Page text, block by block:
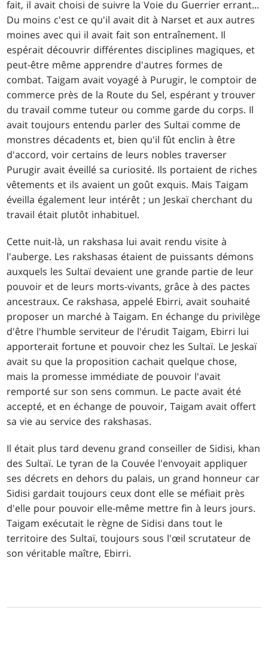
fait, il avait choisi de suivre la Voie du Guerrier errant...
Du moins c'est ce qu'il avait dit à Narset et aux autres
moines avec qui il avait fait son entraînement. Il
espérait découvrir différentes disciplines magiques, et
peut-être même apprendre d'autres formes de
combat. Taigam avait voyagé à Purugir, le comptoir de
commerce près de la Route du Sel, espérant y trouver
du travail comme tuteur ou comme garde du corps. Il
avait toujours entendu parler des Sultaï comme de
monstres décadents et, bien qu'il fût enclin à être
d'accord, voir certains de leurs nobles traverser
Purugir avait éveillé sa curiosité. Ils portaient de riches
vêtements et ils avaient un goût exquis. Mais Taigam
éveilla également leur intérêt ; un Jeskaï cherchant du
travail était plutôt inhabituel.
Cette nuit-là, un rakshasa lui avait rendu visite à
l'auberge. Les rakshasas étaient de puissants démons
auxquels les Sultaï devaient une grande partie de leur
pouvoir et de leurs morts-vivants, grâce à des pactes
ancestraux. Ce rakshasa, appelé Ebirri, avait souhaité
proposer un marché à Taigam. En échange du privilège
d'être l'humble serviteur de l'érudit Taigam, Ebirri lui
apporterait fortune et pouvoir chez les Sultaï. Le Jeskaï
avait su que la proposition cachait quelque chose,
mais la promesse immédiate de pouvoir l'avait
remporté sur son sens commun. Le pacte avait été
accepté, et en échange de pouvoir, Taigam avait offert
sa vie au service des rakshasas.
Il était plus tard devenu grand conseiller de Sidisi, khan
des Sultaï. Le tyran de la Couvée l'envoyait appliquer
ses décrets en dehors du palais, un grand honneur car
Sidisi gardait toujours ceux dont elle se méfiait près
d'elle pour pouvoir elle-même mettre fin à leurs jours.
Taigam exécutait le règne de Sidisi dans tout le
territoire des Sultaï, toujours sous l'œil scrutateur de
son véritable maître, Ebirri.